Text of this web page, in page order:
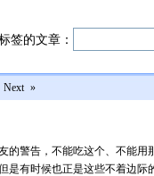
签的文章：
Next »
的警告，不能吃这个、不能用
是有时候也正是这些不着边际